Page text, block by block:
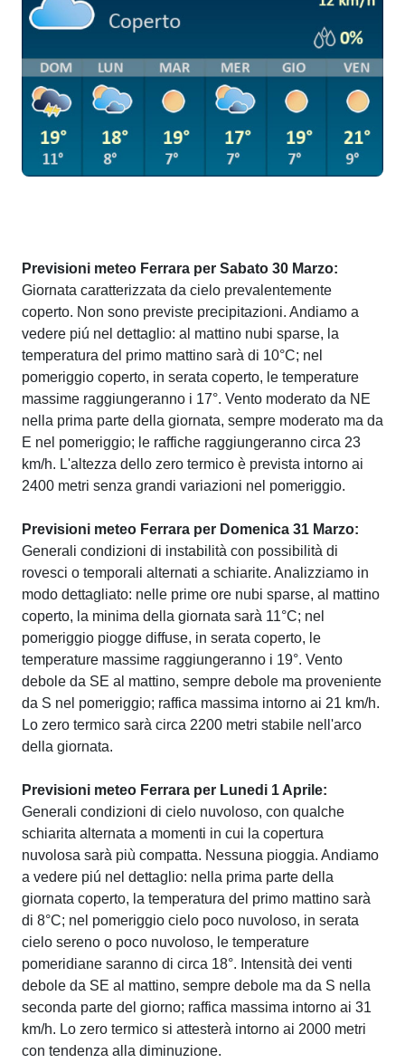
Previsioni meteo Ferrara per Sabato 30 Marzo:
Giornata caratterizzata da cielo prevalentemente
coperto. Non sono previste precipitazioni. Andiamo a
vedere piú nel dettaglio: al mattino nubi sparse, la
temperatura del primo mattino sarà di 10°C; nel
pomeriggio coperto, in serata coperto, le temperature
massime raggiungeranno i 17°. Vento moderato da NE
nella prima parte della giornata, sempre moderato ma da
E nel pomeriggio; le raffiche raggiungeranno circa 23
km/h. L'altezza dello zero termico è prevista intorno ai
2400 metri senza grandi variazioni nel pomeriggio.
Previsioni meteo Ferrara per Domenica 31 Marzo:
Generali condizioni di instabilità con possibilità di
rovesci o temporali alternati a schiarite. Analizziamo in
modo dettagliato: nelle prime ore nubi sparse, al mattino
coperto, la minima della giornata sarà 11°C; nel
pomeriggio piogge diffuse, in serata coperto, le
temperature massime raggiungeranno i 19°. Vento
debole da SE al mattino, sempre debole ma proveniente
da S nel pomeriggio; raffica massima intorno ai 21 km/h.
Lo zero termico sarà circa 2200 metri stabile nell'arco
della giornata.
Previsioni meteo Ferrara per Lunedi 1 Aprile:
Generali condizioni di cielo nuvoloso, con qualche
schiarita alternata a momenti in cui la copertura
nuvolosa sarà più compatta. Nessuna pioggia. Andiamo
a vedere piú nel dettaglio: nella prima parte della
giornata coperto, la temperatura del primo mattino sarà
di 8°C; nel pomeriggio cielo poco nuvoloso, in serata
cielo sereno o poco nuvoloso, le temperature
pomeridiane saranno di circa 18°. Intensità dei venti
debole da SE al mattino, sempre debole ma da S nella
seconda parte del giorno; raffica massima intorno ai 31
km/h. Lo zero termico si attesterà intorno ai 2000 metri
con tendenza alla diminuzione.